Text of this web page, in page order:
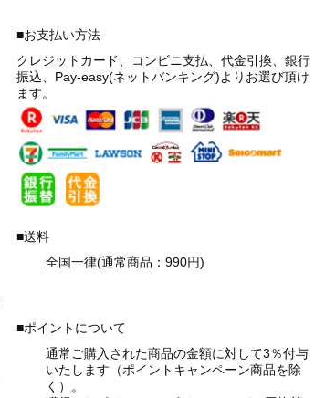
■お支払い方法
クレジットカード、コンビニ支払、代金引換、銀行
振込、Pay-easy(ネットバンキング)よりお選び頂け
ます。
■送料
全国一律(通常商品：990円)
■ポイントについて
通常ご購入された商品の金額に対して3％付与
いたします（ポイントキャンペーン商品を除
く）。